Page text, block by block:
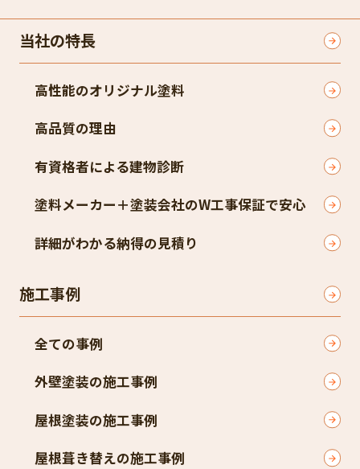
当社の特長
高性能のオリジナル塗料
高品質の理由
有資格者による建物診断
塗料メーカー＋塗装会社のW工事保証で安心
詳細がわかる納得の見積り
施工事例
全ての事例
外壁塗装の施工事例
屋根塗装の施工事例
屋根葺き替えの施工事例